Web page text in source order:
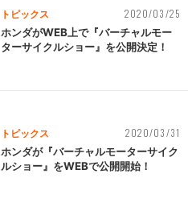
トピックス 2020/03/25
ホンダがWEB上で『バーチャルモー
ターサイクルショー』を公開決定！
トピックス 2020/03/31
ホンダが『バーチャルモーターサイク
ルショー』をWEBで公開開始！